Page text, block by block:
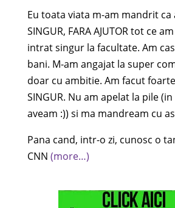
Eu toata viata m-am mandrit ca
SINGUR, FARA AJUTOR tot ce
intrat singur la facultate. Am
bani. M-am angajat la super
doar cu ambitie. Am facut
SINGUR. Nu am apelat la pile
aveam :)) si ma mandream cu
Pana cand, intr-o zi, cunosc o
CNN (more…)